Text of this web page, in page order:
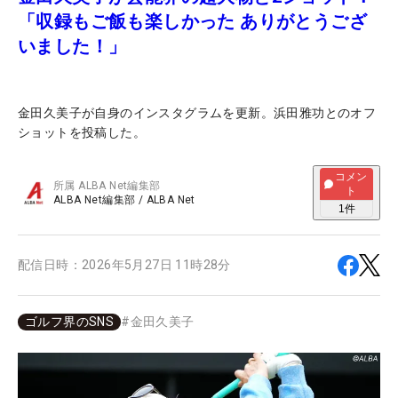
「収録もご飯も楽しかった ありがとうござ
いました！」
金田久美子が自身のインスタグラムを更新。浜田雅功とのオフ
ショットを投稿した。
所属ALBA Net編集部
ALBA Net編集部 / ALBA Net
コメン
ト
1件
配信日時： 2026年5月27日 11時28分
ゴルフ界のSNS #金田久美子